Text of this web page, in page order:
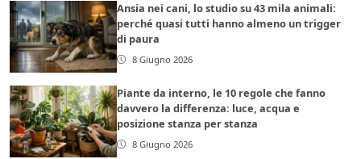
Ansia nei cani, lo studio su 43 mila animali:
perché quasi tutti hanno almeno un trigger
di paura
8 Giugno 2026
Piante da interno, le 10 regole che fanno
davvero la differenza: luce, acqua e
posizione stanza per stanza
8 Giugno 2026